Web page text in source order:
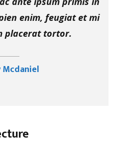
enim, feugiat et mi
placerat tortor.